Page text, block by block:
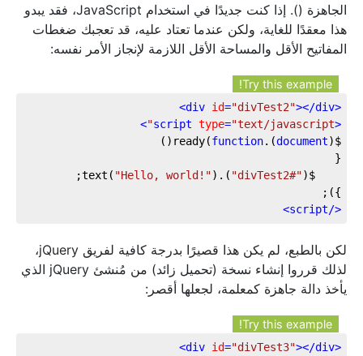
الجاهزة (). إذا كنت جديدًا في استخدام JavaScript، فقد يبدو
هذا معقدًا للغاية، ولكن عندما تعتاد عليه، قد تعجبك ضغطات
المفاتيح الأقل والمساحة الأقل اللازمة لإنجاز الأمر نفسه:
Try this example!
<
div id="divTest2"></div
>
<
script type="text/javascript"
>
$(
document
).ready(
function
(
)
"#divTest2"
).text(
"Hello, world!"
});
</
script
>
لكن بالطبع، لم يكن هذا قصيرًا بدرجة كافية لفريق jQuery،
لذلك قرروا إنشاء نسخة (تحميل زائد) من مُنشئ jQuery الذي
يأخذ دالة جاهزة كمعلمة، لجعلها أقصر:
Try this example!
<
div id="divTest3"></div
>